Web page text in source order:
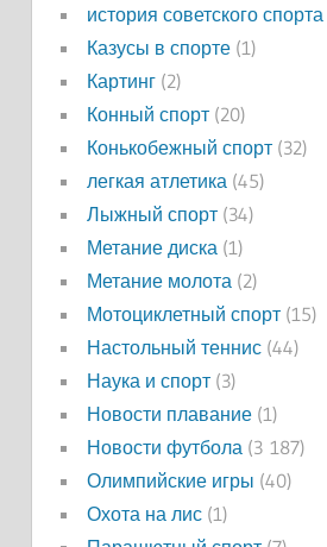
история советского спорта
Казусы в спорте(1)
Картинг(2)
Конный спорт(20)
Конькобежный спорт(32)
легкая атлетика (45)
Лыжный спорт(34)
Метание диска (1)
Метание молота (2)
Мотоциклетный спорт(15)
Настольный теннис(44)
Наука и спорт(3)
Новости плавание(1)
Новости футбола (3 187)
Олимпийские игры (40)
Охота на лис(1)